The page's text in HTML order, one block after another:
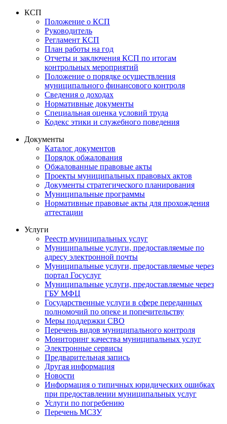
КСП
Положение о КСП
Руководитель
Регламент КСП
План работы на год
Отчеты и заключения КСП по итогам
контрольных мероприятий
Положение о порядке осуществления
муниципального финансового контроля
Сведения о доходах
Нормативные документы
Специальная оценка условий труда
Кодекс этики и служебного поведения
Документы
Каталог документов
Порядок обжалования
Обжалованные правовые акты
Проекты муниципальных правовых актов
Документы стратегического планирования
Муниципальные программы
Нормативные правовые акты для прохождения
аттестации
Услуги
Реестр муниципальных услуг
Муниципальные услуги, предоставляемые по
адресу электронной почты
Муниципальные услуги, предоставляемые через
портал Госуслуг
Муниципальные услуги, предоставляемые через
ГБУ МФЦ
Государственные услуги в сфере переданных
полномочий по опеке и попечительству
Меры поддержки СВО
Перечень видов муниципального контроля
Мониторинг качества муниципальных услуг
Электронные сервисы
Предварительная запись
Другая информация
Новости
Информация о типичных юридических ошибках
при предоставлении муниципальных услуг
Услуги по погребению
Перечень МСЗУ